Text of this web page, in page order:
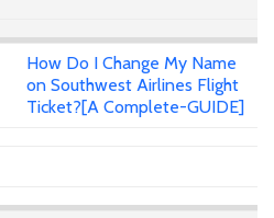
How Do I Change My Name
on Southwest Airlines Flight
Ticket?[A Complete-GUIDE]